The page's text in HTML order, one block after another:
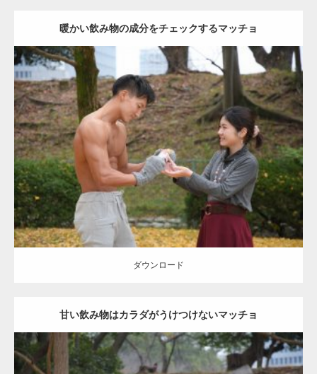
暖かい飲み物の成分をチェックするマッチョ
Update:2021.07.8
Category:公園のマッチョ その他 AKIHITO(細マッチョ) 上腕三頭筋
肩
ダウンロード
ダウンロード
甘い飲み物はカラダがうけつけないマッチョ